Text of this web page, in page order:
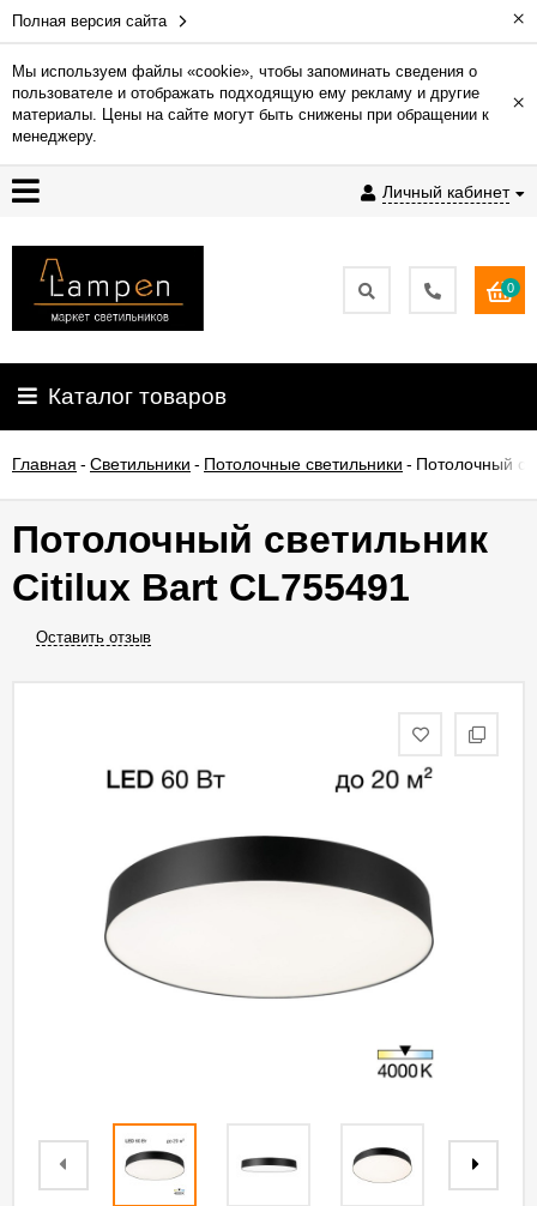
Полная версия сайта ×
Мы используем файлы «cookie», чтобы запоминать сведения о
пользователе и отображать подходящую ему рекламу и другие
материалы. Цены на сайте могут быть снижены при обращении к
менеджеру.
×
Личный кабинет
Гарантия
Доставка
и
Контакты
освещения
О
0
Каталог товаров
Главная - Светильники - Потолочные светильники - Потолочный
Потолочный светильник
Citilux Bart CL755491
Оставить отзыв